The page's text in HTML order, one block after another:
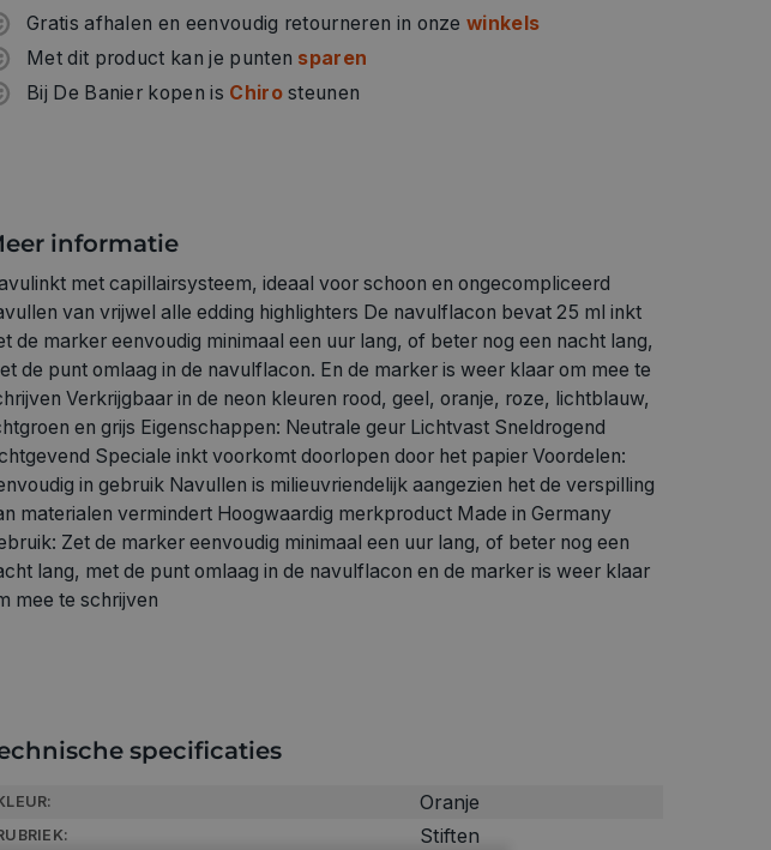
Gratis afhalen en eenvoudig retourneren in onzewinkels
Met dit product kan je punten sparen
Bij De Banier kopen is Chirosteunen
informatie
met capillairsysteem, ideaal voor schoon en ongecompliceerd
van vrijwel alle edding highlighters De navulflacon bevat 25 ml inkt
de marker eenvoudig minimaal een uur lang, of beter nog een nacht lang,
de punt omlaag in de navulflacon. En de marker is weer klaar om mee te
Verkrijgbaar in de neon kleuren rood, geel, oranje, roze, lichtblauw,
en grijs Eigenschappen: Neutrale geur Lichtvast Sneldrogend
Speciale inkt voorkomt doorlopen door het papier Voordelen:
in gebruik Navullen is milieuvriendelijk aangezien het de verspilling
materialen vermindert Hoogwaardig merkproduct Made in Germany
Zet de marker eenvoudig minimaal een uur lang, of beter nog een
lang, met de punt omlaag in de navulflacon en de marker is weer klaar
mee te schrijven
specificaties
Oranje
Stiften